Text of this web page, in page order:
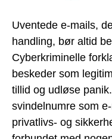
Uventede e-mails,
handling, bør altid
Cyberkriminelle
beskeder som
tillid og udløse
svindelnumre som
privatlivs- og